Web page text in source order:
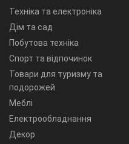
Техніка та електроніка
Дім та сад
Побутова техніка
Спорт та відпочинок
Товари для туризму та
подорожей
Меблі
Електрообладнання
Декор